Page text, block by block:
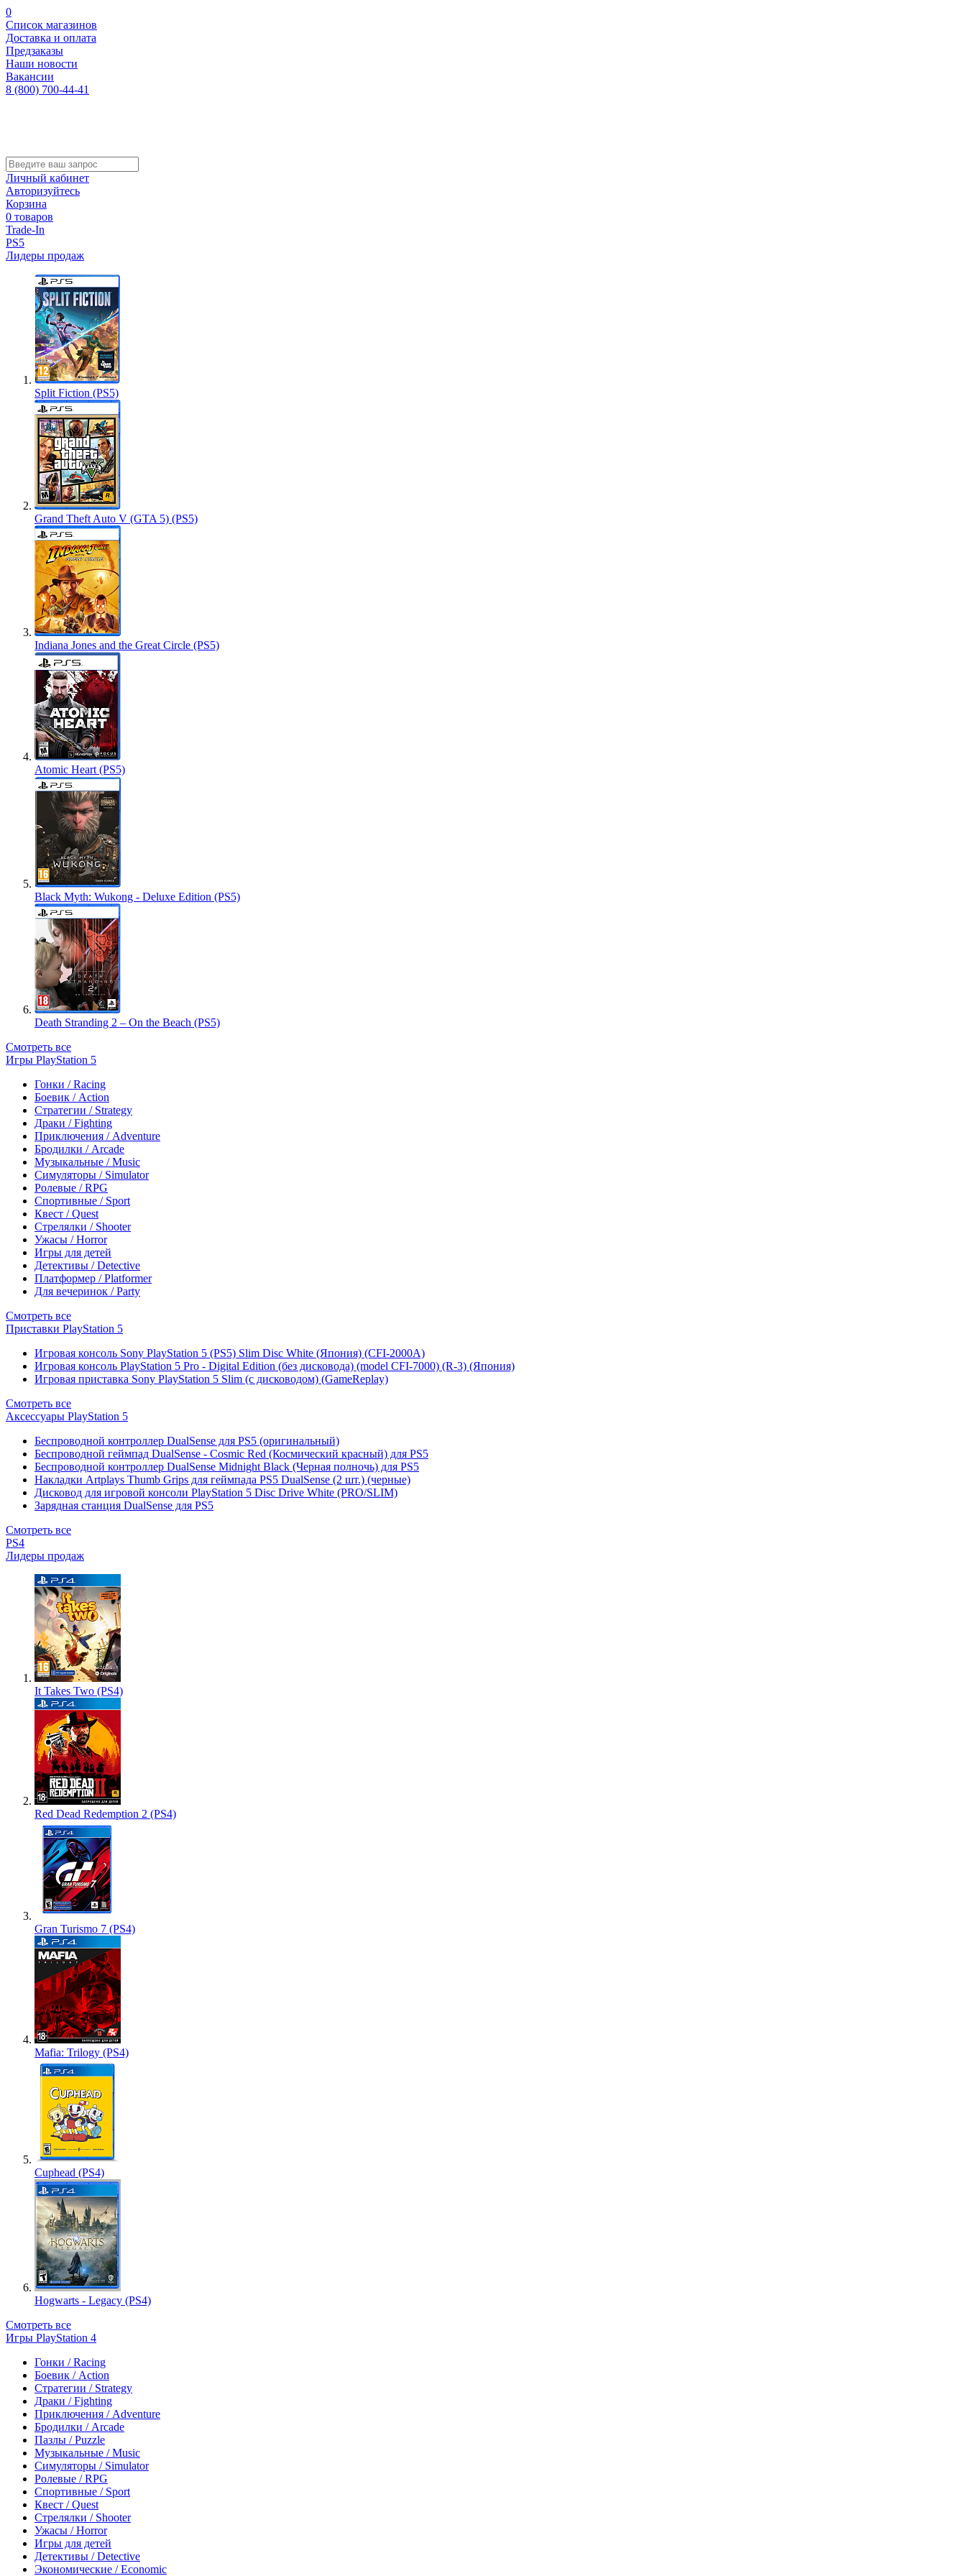
0
Список магазинов
Доставка и оплата
Предзаказы
Наши новости
Вакансии
8 (800) 700-44-41
Личный кабинет
Авторизуйтесь
Корзина
0 товаров
Trade-In
PS5
Лидеры продаж
Split Fiction (PS5)
Grand Theft Auto V (GTA 5) (PS5)
Indiana Jones and the Great Circle (PS5)
Atomic Heart (PS5)
Black Myth: Wukong - Deluxe Edition (PS5)
Death Stranding 2 – On the Beach (PS5)
Смотреть все
Игры PlayStation 5
Гонки / Racing
Боевик / Action
Стратегии / Strategy
Драки / Fighting
Приключения / Adventure
Бродилки / Arcade
Музыкальные / Music
Симуляторы / Simulator
Ролевые / RPG
Спортивные / Sport
Квест / Quest
Стрелялки / Shooter
Ужасы / Horror
Игры для детей
Детективы / Detective
Платформер / Platformer
Для вечеринок / Party
Смотреть все
Приставки PlayStation 5
Игровая консоль Sony PlayStation 5 (PS5) Slim Disc White (Япония) (CFI-2000A)
Игровая консоль PlayStation 5 Pro - Digital Edition (без дисковода) (model CFI-7000) (R-3) (Япония)
Игровая приставка Sony PlayStation 5 Slim (с дисководом) (GameReplay)
Смотреть все
Аксессуары PlayStation 5
Беспроводной контроллер DualSense для PS5 (оригинальный)
Беспроводной геймпад DualSense - Cosmic Red (Космический красный) для PS5
Беспроводной контроллер DualSense Midnight Black (Черная полночь) для PS5
Накладки Artplays Thumb Grips для геймпада PS5 DualSense (2 шт.) (черные)
Дисковод для игровой консоли PlayStation 5 Disc Drive White (PRO/SLIM)
Зарядная станция DualSense для PS5
Смотреть все
PS4
Лидеры продаж
It Takes Two (PS4)
Red Dead Redemption 2 (PS4)
Gran Turismo 7 (PS4)
Mafia: Trilogy (PS4)
Cuphead (PS4)
Hogwarts - Legacy (PS4)
Смотреть все
Игры PlayStation 4
Гонки / Racing
Боевик / Action
Стратегии / Strategy
Драки / Fighting
Приключения / Adventure
Бродилки / Arcade
Пазлы / Puzzle
Музыкальные / Music
Симуляторы / Simulator
Ролевые / RPG
Спортивные / Sport
Квест / Quest
Стрелялки / Shooter
Ужасы / Horror
Игры для детей
Детективы / Detective
Экономические / Economic